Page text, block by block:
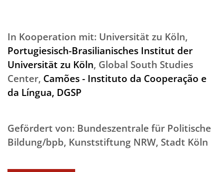
In Kooperation mit: Universität zu Köln,
Portugiesisch-Brasilianisches Institut der
Universität zu Köln, Global South Studies
Center, Camões - Instituto da Cooperação e
da Língua, DGSP
Gefördert von: Bundeszentrale für Politische
Bildung/bpb, Kunststiftung NRW, Stadt Köln